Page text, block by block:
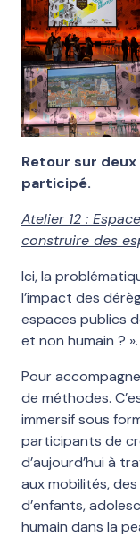
Retour sur deux
participé.
Atelier 12 :
construire des
Ici, la
l’impact des
espaces publics
et non humain ? ».
Pour
de méthodes.
immersif sous
participants de
d’aujourd’hui à
aux mobilités,
d’enfants,
humain dans la